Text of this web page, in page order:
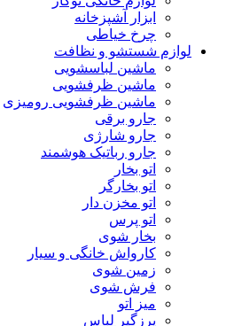
ابزار آشپزخانه
چرخ خیاطی
لوازم شستشو و نظافت
ماشین لباسشویی
ماشین ظرفشویی
ماشین ظرفشویی رومیزی
جارو برقی
جارو شارژی
جارو رباتیک هوشمند
اتو بخار
اتو بخارگر
اتو مخزن دار
اتو پرس
بخار شوی
کارواش خانگی و سیار
زمین شوی
فرش شوی
میز اتو
پرزگیر لباس